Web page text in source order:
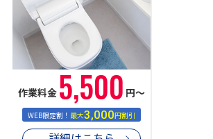
作業料金 5,500 円〜
WEB限定割！最大3,000円割引